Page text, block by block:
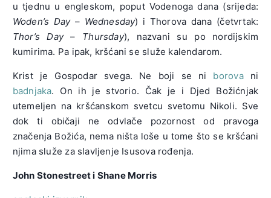
u tjednu u engleskom, poput Vodenoga dana (srijeda:
Woden’s Day– Wednesday) i Thorova dana (četvrtak:
Thor’s Day– Thursday), nazvani su po nordijskim
kumirima. Pa ipak, kršćani se služe kalendarom.
Krist je Gospodar svega. Ne boji se ni borovani
badnjaka. On ih je stvorio. Čak je i Djed Božićnjak
utemeljen na kršćanskom svetcu svetomu Nikoli. Sve
dok ti običaji ne odvlače pozornost od pravoga
značenja Božića, nema ništa loše u tome što se kršćani
njima služe za slavljenje Isusova rođenja.
John Stonestreet i Shane Morris